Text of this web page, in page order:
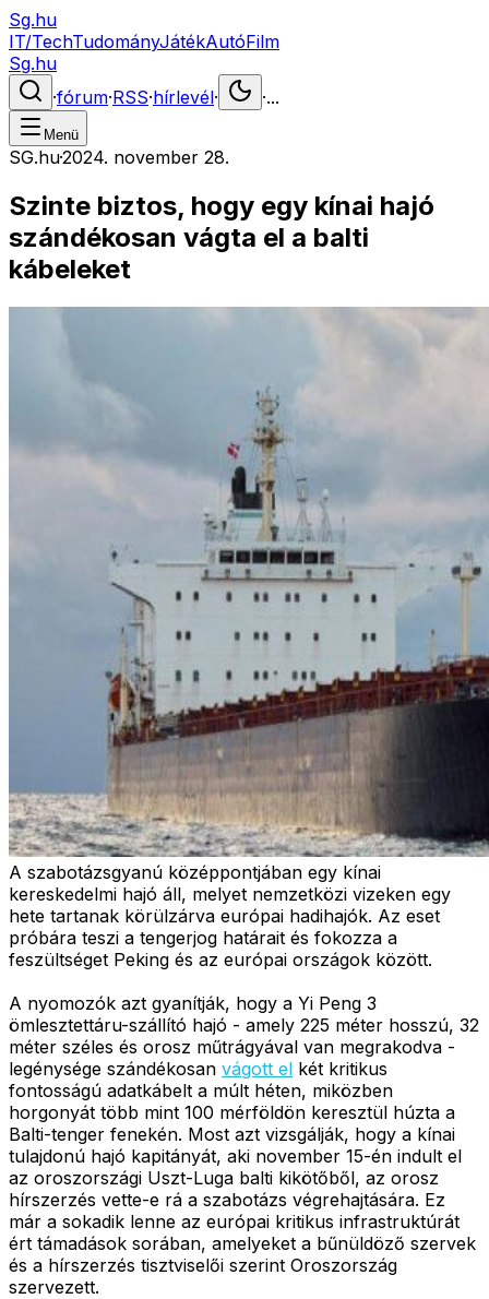
Sg.hu
IT/TechTudományJátékAutóFilm
Sg.hu
·fórum·RSS·hírlevél· ·...
Menü
SG.hu·2024. november 28.
Szinte biztos, hogy egy kínai hajó
szándékosan vágta el a balti
kábeleket
A szabotázsgyanú középpontjában egy kínai
kereskedelmi hajó áll, melyet nemzetközi vizeken egy
hete tartanak körülzárva európai hadihajók. Az eset
próbára teszi a tengerjog határait és fokozza a
feszültséget Peking és az európai országok között.
A nyomozók azt gyanítják, hogy a Yi Peng 3
ömlesztettáru-szállító hajó - amely 225 méter hosszú, 32
méter széles és orosz műtrágyával van megrakodva -
legénysége szándékosan vágott el két kritikus
fontosságú adatkábelt a múlt héten, miközben
horgonyát több mint 100 mérföldön keresztül húzta a
Balti-tenger fenekén. Most azt vizsgálják, hogy a kínai
tulajdonú hajó kapitányát, aki november 15-én indult el
az oroszországi Uszt-Luga balti kikötőből, az orosz
hírszerzés vette-e rá a szabotázs végrehajtására. Ez
már a sokadik lenne az európai kritikus infrastruktúrát
ért támadások sorában, amelyeket a bűnüldöző szervek
és a hírszerzés tisztviselői szerint Oroszország
szervezett.